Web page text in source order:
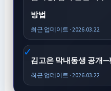
방법
최근 업데이트 · 2026.03.22
김고은 막내동생 공개
최근 업데이트 · 2026.03.22